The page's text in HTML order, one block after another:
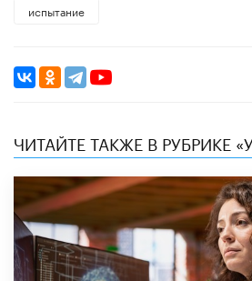
испытание
ЧИТАЙТЕ ТАКЖЕ В РУБРИКЕ